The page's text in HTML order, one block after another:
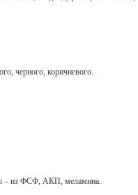
черного, коричневого.
– из ФСФ, АКП, меламина.